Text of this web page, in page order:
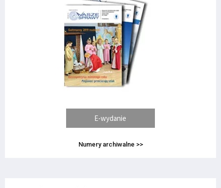
E-wydanie
Numery archiwalne >>